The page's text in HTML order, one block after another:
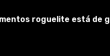
roguelite está